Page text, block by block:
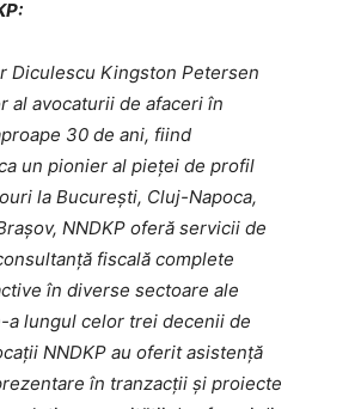
Diculescu Kingston Petersen
al avocaturii de afaceri în
30 de ani, fiind
un pionier al pieței de profil
la Bucureşti, Cluj-Napoca,
NNDKP oferă servicii de
fiscală complete
în diverse sectoare ale
a lungul celor trei decenii de
NNDKP au oferit asistență
în tranzacții și proiecte